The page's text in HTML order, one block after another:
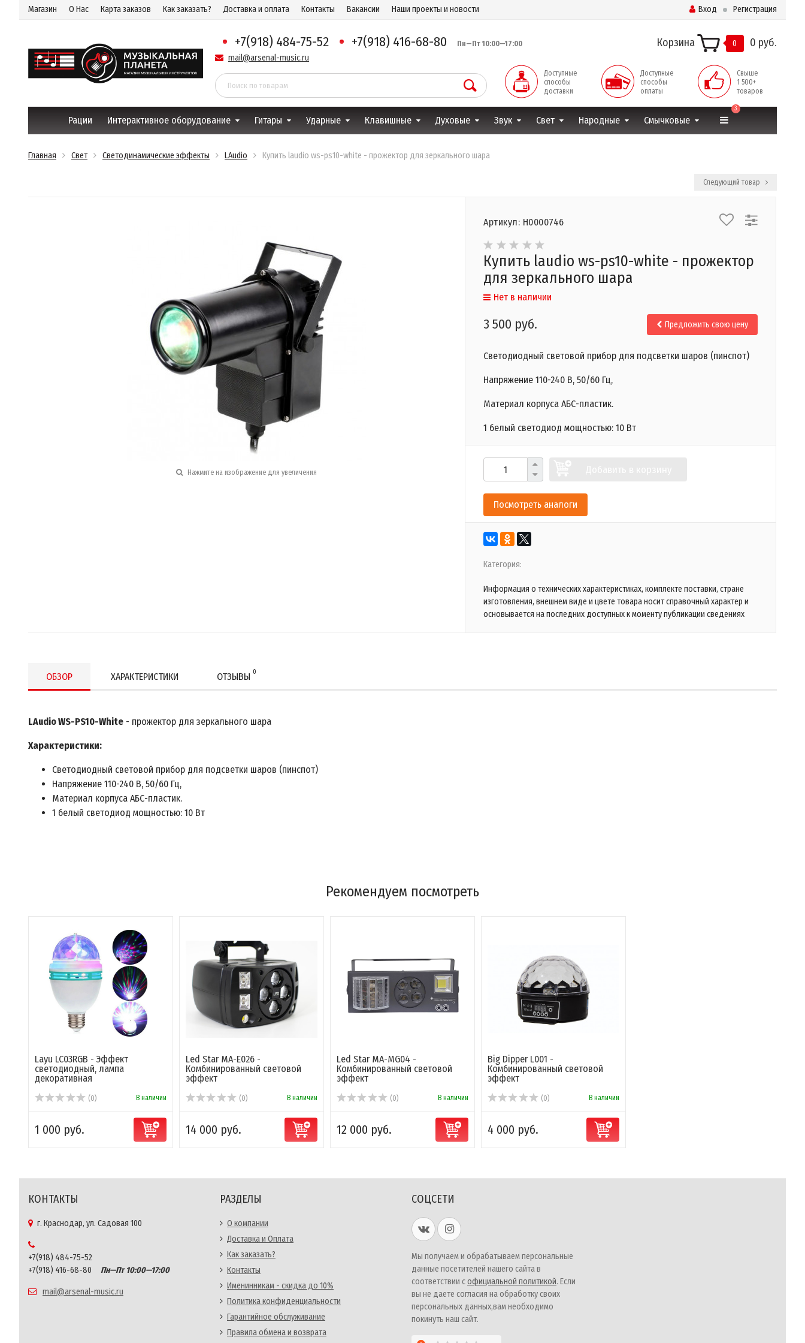
Магазин О Нас Карта заказов Как заказать? Доставка и оплата Контакты Вакансии Наши проекты и новости Вход Регистрация
+7(918) 484-75-52 +7(918) 416-68-80 Пн—Пт 10:00—17:00
mail@arsenal-music.ru
Корзина 0 0 руб.
Доступные
способы
доставки
Доступные
способы
оплаты
Свыше
1 500+
товаров
Рации Интерактивное оборудование Гитары Ударные Клавишные Духовые Звук Свет Народные Смычковые
3
Главная Свет Светодинамические эффекты LAudio Купить laudio ws-ps10-white - прожектор для зеркального шара
Следующий товар
Нажмите на изображение для увеличения
Артикул: Н0000746
Купить laudio ws-ps10-white - прожектор
для зеркального шара
Нет в наличии
3 500 руб. Предложить свою цену
Светодиодный световой прибор для подсветки шаров (пинспот)
Напряжение 110-240 В, 50/60 Гц,
Материал корпуса АБС-пластик.
1 белый светодиод мощностью: 10 Вт​​​
Посмотреть аналоги
Категория:
Информация о технических характеристиках, комплекте поставки, стране
изготовления, внешнем виде и цвете товара носит справочный характер и
основывается на последних доступных к моменту публикации сведениях
ОБЗОР ХАРАКТЕРИСТИКИ ОТЗЫВЫ 0
LAudio WS-PS10-White - прожектор для зеркального шара
Характеристики:
Светодиодный световой прибор для подсветки шаров (пинспот)
Напряжение 110-240 В, 50/60 Гц,
Материал корпуса АБС-пластик.
1 белый светодиод мощностью: 10 Вт
Рекомендуем посмотреть
Layu LC03RGB - Эффект
светодиодный, лампа
декоративная
(0) В наличии
1 000 руб.
Led Star MA-E026 -
Комбинированный световой
эффект
(0) В наличии
14 000 руб.
Led Star MA-MG04 -
Комбинированный световой
эффект
(0) В наличии
12 000 руб.
Big Dipper L001 -
Комбинированный световой
эффект
(0) В наличии
4 000 руб.
КОНТАКТЫ
г. Краснодар, ул. Садовая 100
+7(918) 484-75-52
+7(918) 416-68-80
Пн—Пт 10:00—17:00
mail@arsenal-music.ru
РАЗДЕЛЫ
О компании
Доставка и Оплата
Как заказать?
Контакты
Именинникам - скидка до 10%
Политика конфиденциальности
Гарантийное обслуживание
Правила обмена и возврата
СОЦСЕТИ
Мы получаем и обрабатываем персональные
данные посетителей нашего сайта в
соответствии софициальной политикой. Если
вы не даете согласия на обработку своих
персональных данных,вам необходимо
покинуть наш сайт.